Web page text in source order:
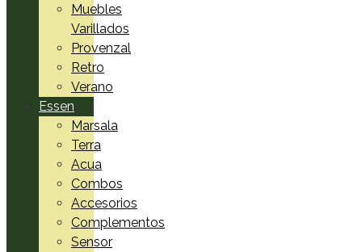
Muebles
Varillados
Provenzal
Retro
Verano
Essen
Marsala
Terra
Acua
Combos
Accesorios
Complementos
Sensor